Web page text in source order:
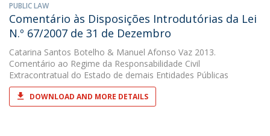
PUBLIC LAW
Comentário às Disposições Introdutórias da Lei
N.º 67/2007 de 31 de Dezembro
Catarina Santos Botelho & Manuel Afonso Vaz 2013.
Comentário ao Regime da Responsabilidade Civil
Extracontratual do Estado de demais Entidades Públicas
DOWNLOAD AND MORE DETAILS